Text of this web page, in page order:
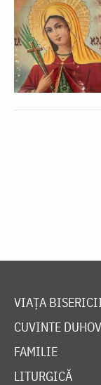
VIAȚA
CUVINTE
FAMILIE
LITURGICĂ